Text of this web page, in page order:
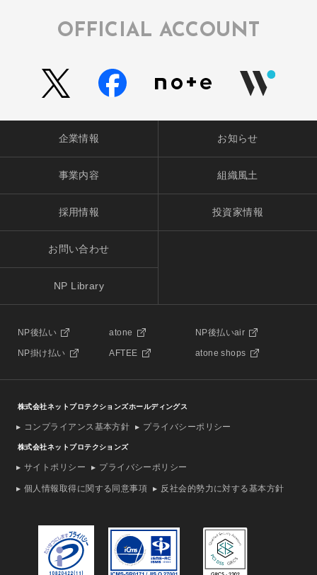
OFFICIAL ACCOUNT
企業情報 お知らせ
事業内容 組織風土
採用情報 投資家情報
お問い合わせ
NP Library
NP後払い atone NP後払いair
NP掛け払い AFTEE atone shops
株式会社ネットプロテクションズホールディングス
コンプライアンス基本方針 プライバシーポリシー
株式会社ネットプロテクションズ
サイトポリシー プライバシーポリシー
個人情報取得に関する同意事項 反社会的勢力に対する基本方針